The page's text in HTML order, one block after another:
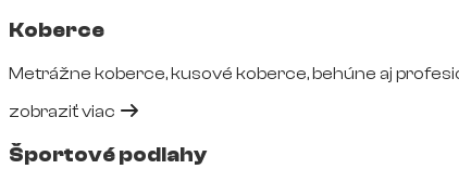
Koberce
Metrážne koberce, kusové koberce, behúne aj
zobraziť viac
Športové podlahy